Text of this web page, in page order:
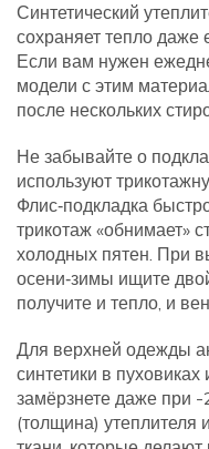
Синтетический
сохраняет тепло даже
Если вам нужен
модели с этим
после нескольких
Не забывайте о
используют
Флис‑подкладка
трикотаж «обнимает»
холодных пятен. При
осени‑зимы ищите
получите и тепло, и
Для верхней одежды
синтетики в пуховиках
замёрзнете даже при -
(толщина) утеплителя